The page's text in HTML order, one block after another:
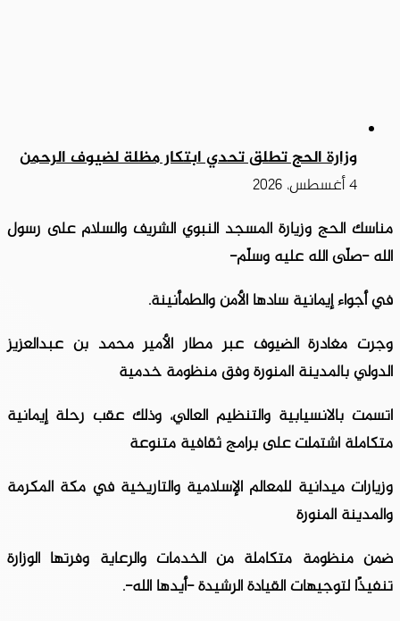
وزارة الحج تطلق تحدي ابتكار مظلة لضيوف الرحمن
4 أغسطس، 2026
مناسك الحج وزيارة المسجد النبوي الشريف والسلام على رسول
الله -صلّى الله عليه وسلّم-
في أجواء إيمانية سادها الأمن والطمأنينة.
وجرت مغادرة الضيوف عبر مطار الأمير محمد بن عبدالعزيز
الدولي بالمدينة المنورة وفق منظومة خدمية
اتسمت بالانسيابية والتنظيم العالي، وذلك عقب رحلة إيمانية
متكاملة اشتملت على برامج ثقافية متنوعة
وزيارات ميدانية للمعالم الإسلامية والتاريخية في مكة المكرمة
والمدينة المنورة
ضمن منظومة متكاملة من الخدمات والرعاية وفرتها الوزارة
تنفيذًا لتوجيهات القيادة الرشيدة -أيدها الله-.